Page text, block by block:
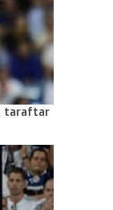
taraftar